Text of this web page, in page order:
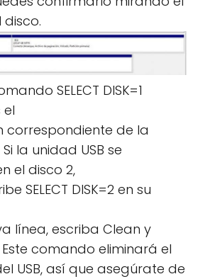
SELECT DISK=1
el
correspondiente de la
la unidad USB se
el disco 2,
SELECT DISK=2 en su
línea, escriba Clean y
Este comando eliminará el
USB, así que asegúrate de